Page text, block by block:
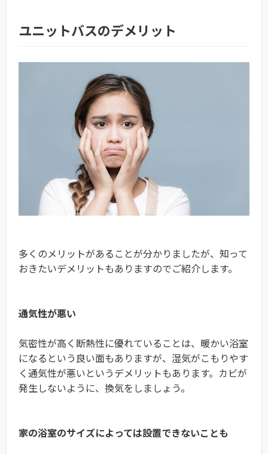
ユニットバスのデメリット
多くのメリットがあることが分かりましたが、知って
おきたいデメリットもありますのでご紹介します。
通気性が悪い
気密性が高く断熱性に優れていることは、暖かい浴室
になるという良い面もありますが、湿気がこもりやす
く通気性が悪いというデメリットもあります。カビが
発生しないように、換気をしましょう。
家の浴室のサイズによっては設置できないことも